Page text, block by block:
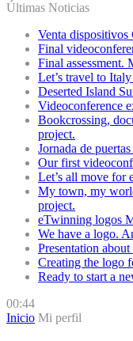
Últimas Noticias
Venta
Final
Final
Let’s travel to
Deserted Island
Videoconference
Bookcrossing,
project.
Jornada de
Our first
Let’s all move for
My town, my
project.
eTwinning logos
We have a logo.
Presentation
Creating the logo
Ready to start a
00:44
Inicio Mi perfil